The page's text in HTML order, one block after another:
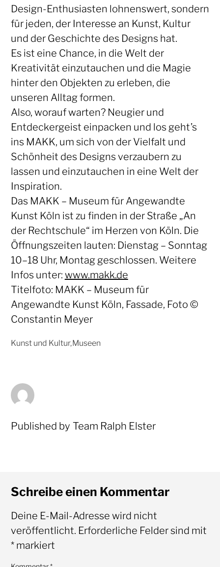
Design-Enthusiasten lohnenswert, sondern
für jeden, der Interesse an Kunst, Kultur
und der Geschichte des Designs hat.
Es ist eine Chance, in die Welt der
Kreativität einzutauchen und die Magie
hinter den Objekten zu erleben, die
unseren Alltag formen.
Also, worauf warten? Neugier und
Entdeckergeist einpacken und los geht’s
ins MAKK, um sich von der Vielfalt und
Schönheit des Designs verzaubern zu
lassen und einzutauchen in eine Welt der
Inspiration.
Das MAKK – Museum für Angewandte
Kunst Köln ist zu finden in der Straße „An
der Rechtschule“ im Herzen von Köln. Die
Öffnungszeiten lauten: Dienstag – Sonntag
10–18 Uhr, Montag geschlossen. Weitere
Infos unter: www.makk.de
Titelfoto: MAKK – Museum für
Angewandte Kunst Köln, Fassade, Foto ©
Constantin Meyer
Published by Team Ralph Elster
Schreibe einen Kommentar
Deine E-Mail-Adresse wird nicht
veröffentlicht. Erforderliche Felder sind mit
*markiert